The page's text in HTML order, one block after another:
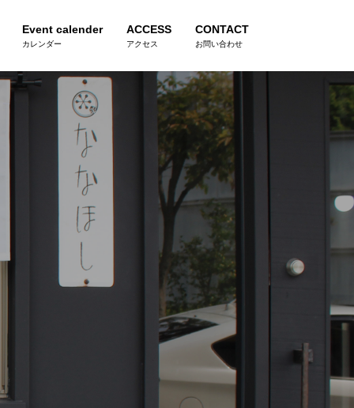
Event calender
カレンダー
ACCESS
アクセス
CONTACT
お問い合わせ